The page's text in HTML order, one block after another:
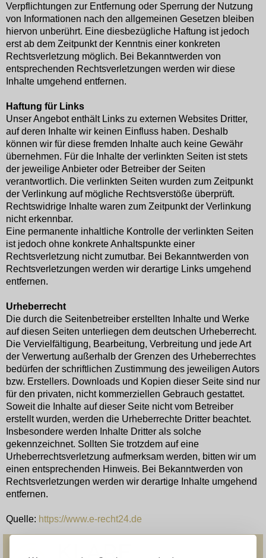
Verpflichtungen zur Entfernung oder Sperrung der Nutzung
von Informationen nach den allgemeinen Gesetzen bleiben
hiervon unberührt. Eine diesbezügliche Haftung ist jedoch
erst ab dem Zeitpunkt der Kenntnis einer konkreten
Rechtsverletzung möglich. Bei Bekanntwerden von
entsprechenden Rechtsverletzungen werden wir diese
Inhalte umgehend entfernen.
Haftung für Links
Unser Angebot enthält Links zu externen Websites Dritter,
auf deren Inhalte wir keinen Einfluss haben. Deshalb
können wir für diese fremden Inhalte auch keine Gewähr
übernehmen. Für die Inhalte der verlinkten Seiten ist stets
der jeweilige Anbieter oder Betreiber der Seiten
verantwortlich. Die verlinkten Seiten wurden zum Zeitpunkt
der Verlinkung auf mögliche Rechtsverstöße überprüft.
Rechtswidrige Inhalte waren zum Zeitpunkt der Verlinkung
nicht erkennbar.
Eine permanente inhaltliche Kontrolle der verlinkten Seiten
ist jedoch ohne konkrete Anhaltspunkte einer
Rechtsverletzung nicht zumutbar. Bei Bekanntwerden von
Rechtsverletzungen werden wir derartige Links umgehend
entfernen.
Urheberrecht
Die durch die Seitenbetreiber erstellten Inhalte und Werke
auf diesen Seiten unterliegen dem deutschen Urheberrecht.
Die Vervielfältigung, Bearbeitung, Verbreitung und jede Art
der Verwertung außerhalb der Grenzen des Urheberrechtes
bedürfen der schriftlichen Zustimmung des jeweiligen Autors
bzw. Erstellers. Downloads und Kopien dieser Seite sind nur
für den privaten, nicht kommerziellen Gebrauch gestattet.
Soweit die Inhalte auf dieser Seite nicht vom Betreiber
erstellt wurden, werden die Urheberrechte Dritter beachtet.
Insbesondere werden Inhalte Dritter als solche
gekennzeichnet. Sollten Sie trotzdem auf eine
Urheberrechtsverletzung aufmerksam werden, bitten wir um
einen entsprechenden Hinweis. Bei Bekanntwerden von
Rechtsverletzungen werden wir derartige Inhalte umgehend
entfernen.
Quelle: https://www.e-recht24.de